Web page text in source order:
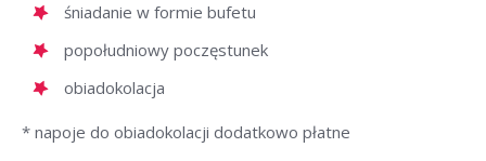
śniadanie w formie bufetu
popołudniowy poczęstunek
obiadokolacja
* napoje do obiadokolacji dodatkowo płatne